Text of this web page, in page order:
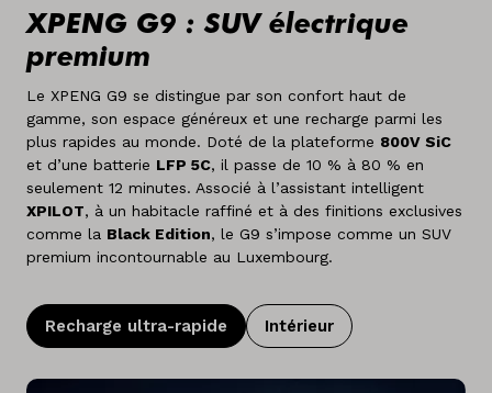
Langue
Français
XPENG G9 : SUV électrique
premium
Le XPENG G9 se distingue par son confort haut de
gamme, son espace généreux et une recharge parmi les
plus rapides au monde. Doté de la plateforme 800V SiC
et d’une batterie LFP 5C, il passe de 10 % à 80 % en
seulement 12 minutes. Associé à l’assistant intelligent
XPILOT, à un habitacle raffiné et à des finitions exclusives
comme la Black Edition, le G9 s’impose comme un SUV
premium incontournable au Luxembourg.
Recharge ultra-rapide Intérieur